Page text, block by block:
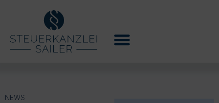
NEWS